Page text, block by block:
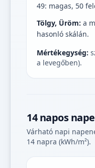
49: magas, 50
Tölgy, Üröm: a
hasonló skálán.
Mértékegység:
a levegőben).
14 napos
Várható napi
14 napra (kWh/m²).